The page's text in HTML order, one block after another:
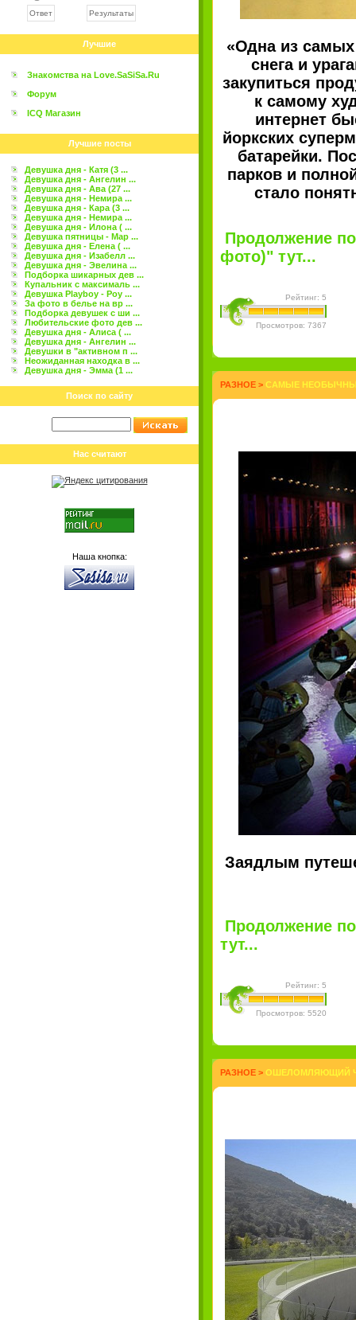
Лучшие
Знакомства на Love.SaSiSa.Ru
Форум
ICQ Магазин
Лучшие посты
Девушка дня - Катя (3 ...
Девушка дня - Ангелин ...
Девушка дня - Ава (27 ...
Девушка дня - Немира ...
Девушка дня - Кара (3 ...
Девушка дня - Немира ...
Девушка дня - Илона ( ...
Девушка пятницы - Мар ...
Девушка дня - Елена ( ...
Девушка дня - Изабелл ...
Девушка дня - Эвелина ...
Подборка шикарных дев ...
Купальник с максималь ...
Девушка Playboy - Роу ...
За фото в белье на вр ...
Подборка девушек с ши ...
Любительские фото дев ...
Девушка дня - Алиса ( ...
Девушка дня - Ангелин ...
Девушки в "активном п ...
Неожиданная находка в ...
Девушка дня - Эмма (1 ...
Поиск по сайту
Нас считают
Наша кнопка:
«Одна из
снега и
закупиться
к самому
интернет
йоркских
батарейки.
парков и
стало
Продолжение
фото)" тут...
Рейтинг: 5
Просмотров: 7367
РАЗНОЕ > САМЫЕ
Заядлым
Продолжение
тут...
Рейтинг: 5
Просмотров: 5520
РАЗНОЕ > ОШЕЛОМЛЯЮЩИЙ